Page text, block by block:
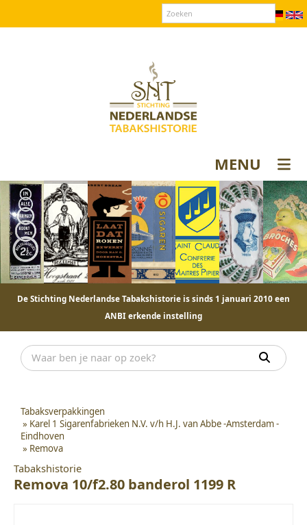
MENU
De Stichting Nederlandse Tabakshistorie is sinds 1 januari 2010 een
ANBI erkende instelling
Tabaksverpakkingen
» Karel 1 Sigarenfabrieken N.V. v/h H.J. van Abbe -Amsterdam -
Eindhoven
» Remova
Tabakshistorie
Remova 10/f2.80 banderol 1199 R